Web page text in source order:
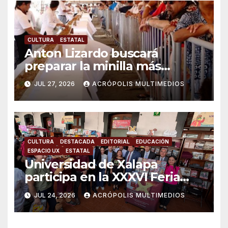
CULTURA ESTATAL
Anton Lizardo buscará
preparar la minilla más
grande del mundo
JUL 27, 2026 ACRÓPOLIS MULTIMEDIOS
CULTURA DESTACADA EDITORIAL
EDUCACIÓN
ESPACIO UX
ESTATAL
Universidad de Xalapa
participa en la XXXVI Feria
Nacional del Libro Infantil y
Juvenil
JUL 24, 2026 ACRÓPOLIS MULTIMEDIOS